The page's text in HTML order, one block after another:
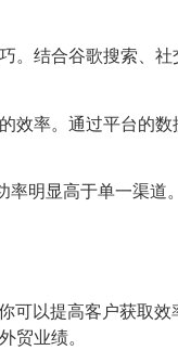
。结合谷歌搜索、
效率。通过平台的
明显高于单一渠道
可以提高客户获取
贸业绩。